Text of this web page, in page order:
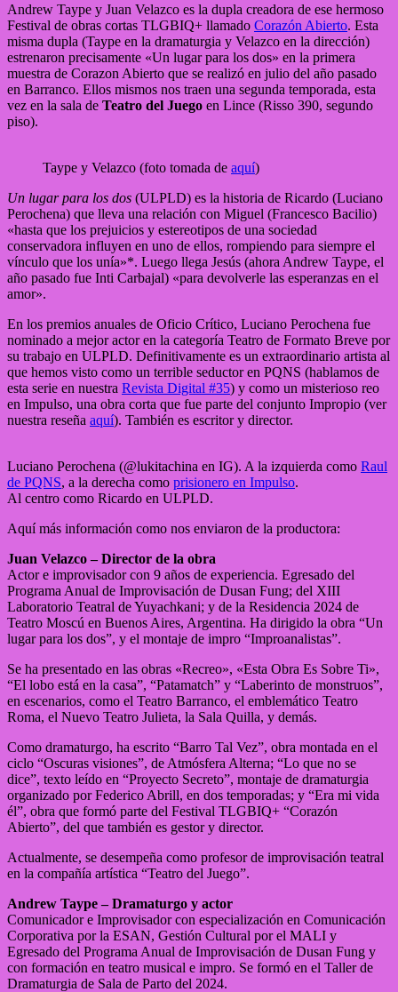
Andrew Taype y Juan Velazco es la dupla creadora de ese hermoso
Festival de obras cortas TLGBIQ+ llamado Corazón Abierto. Esta
misma dupla (Taype en la dramaturgia y Velazco en la dirección)
estrenaron precisamente «Un lugar para los dos» en la primera
muestra de Corazon Abierto que se realizó en julio del año pasado
en Barranco. Ellos mismos nos traen una segunda temporada, esta
vez en la sala de Teatro del Juego en Lince (Risso 390, segundo
piso).
Taype y Velazco (foto tomada de aquí)
Un lugar para los dos (ULPLD) es la historia de Ricardo (Luciano
Perochena) que lleva una relación con Miguel (Francesco Bacilio)
«hasta que los prejuicios y estereotipos de una sociedad
conservadora influyen en uno de ellos, rompiendo para siempre el
vínculo que los unía»*. Luego llega Jesús (ahora Andrew Taype, el
año pasado fue Inti Carbajal) «para devolverle las esperanzas en el
amor».
En los premios anuales de Oficio Crítico, Luciano Perochena fue
nominado a mejor actor en la categoría Teatro de Formato Breve por
su trabajo en ULPLD. Definitivamente es un extraordinario artista al
que hemos visto como un terrible seductor en PQNS (hablamos de
esta serie en nuestra Revista Digital #35) y como un misterioso reo
en Impulso, una obra corta que fue parte del conjunto Impropio (ver
nuestra reseña aquí). También es escritor y director.
Luciano Perochena (@lukitachina en IG). A la izquierda como Raul
de PQNS, a la derecha como prisionero en Impulso.
Al centro como Ricardo en ULPLD.
Aquí más información como nos enviaron de la productora:
Juan Velazco – Director de la obra
Actor e improvisador con 9 años de experiencia. Egresado del
Programa Anual de Improvisación de Dusan Fung; del XIII
Laboratorio Teatral de Yuyachkani; y de la Residencia 2024 de
Teatro Moscú en Buenos Aires, Argentina. Ha dirigido la obra “Un
lugar para los dos”, y el montaje de impro “Improanalistas”.
Se ha presentado en las obras «Recreo», «Esta Obra Es Sobre Ti»,
“El lobo está en la casa”, “Patamatch” y “Laberinto de monstruos”,
en escenarios, como el Teatro Barranco, el emblemático Teatro
Roma, el Nuevo Teatro Julieta, la Sala Quilla, y demás.
Como dramaturgo, ha escrito “Barro Tal Vez”, obra montada en el
ciclo “Oscuras visiones”, de Atmósfera Alterna; “Lo que no se
dice”, texto leído en “Proyecto Secreto”, montaje de dramaturgia
organizado por Federico Abrill, en dos temporadas; y “Era mi vida
él”, obra que formó parte del Festival TLGBIQ+ “Corazón
Abierto”, del que también es gestor y director.
Actualmente, se desempeña como profesor de improvisación teatral
en la compañía artística “Teatro del Juego”.
Andrew Taype – Dramaturgo y actor
Comunicador e Improvisador con especialización en Comunicación
Corporativa por la ESAN, Gestión Cultural por el MALI y
Egresado del Programa Anual de Improvisación de Dusan Fung y
con formación en teatro musical e impro. Se formó en el Taller de
Dramaturgia de Sala de Parto del 2024.